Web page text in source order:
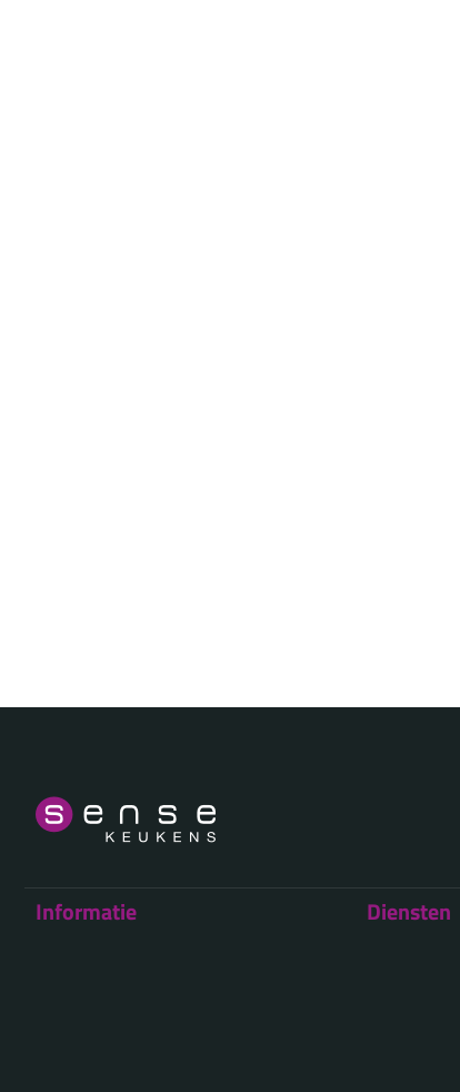
Informatie Diensten